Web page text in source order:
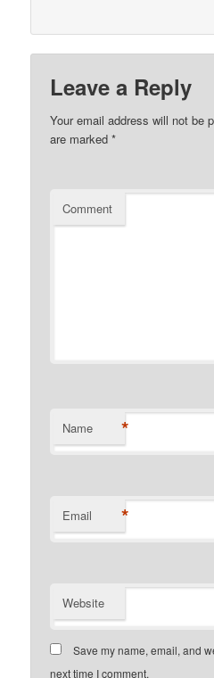
Leave a Reply
Your email address will not be
are marked*
Comment
Name *
Email *
Website
Save my name, email, and
next time I comment.